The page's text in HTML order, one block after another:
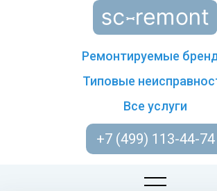
Ремонтируемые
Типовые
Все услуги
+7 (499) 113-44-74